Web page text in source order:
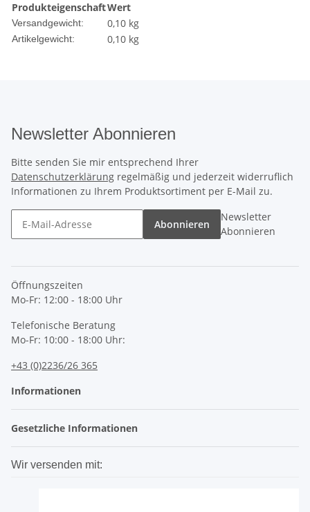
ProdukteigenschaftWert
Versandgewicht: 0,10 kg
Artikelgewicht: 0,10 kg
Newsletter Abonnieren
Bitte senden Sie mir entsprechend Ihrer
Datenschutzerklärung regelmäßig und jederzeit widerruflich
Informationen zu Ihrem Produktsortiment per E-Mail zu.
Abonnieren
Newsletter
Abonnieren
Öffnungszeiten
Mo-Fr: 12:00 - 18:00 Uhr
Telefonische Beratung
Mo-Fr: 10:00 - 18:00 Uhr:
+43 (0)2236/26 365
Informationen
Gesetzliche Informationen
Wir versenden mit: